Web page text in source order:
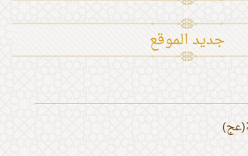
جديد الموقع